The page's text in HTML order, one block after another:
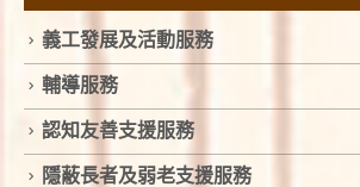
義工發展及活動服務
輔導服務
認知友善支援服務
隱蔽長者及弱老支援服務